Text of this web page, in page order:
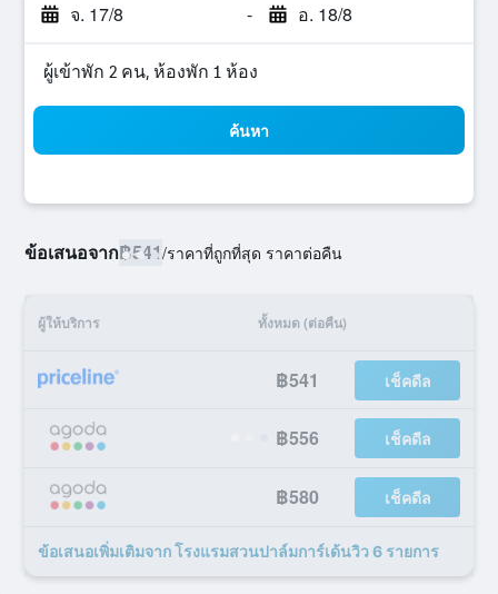
จ. 17/8 - อ. 18/8
ผู้เข้าพัก 2 คน, ห้องพัก 1 ห้อง
ค้นหา
ข้อเสนอจาก฿541/ราคาที่ถูกที่สุด ราคาต่อคืน
ผู้ให้บริการ ทั้งหมด (ต่อคืน)
฿541 เช็คดีล
฿556 เช็คดีล
฿580 เช็คดีล
ข้อเสนอเพิ่มเติมจาก โรงแรมสวนปาล์มการ์เด้นวิว 6 รายการ